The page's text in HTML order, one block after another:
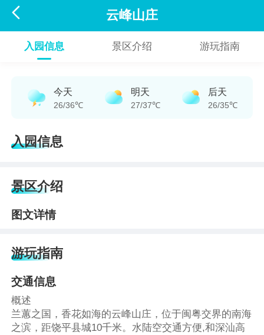
 云峰山庄
入园信息 景区介绍 游玩指南
今天
26/36℃
明天
27/37℃
后天
26/35℃
入园信息
景区介绍
图文详情
游玩指南
交通信息
概述
兰蕙之国，香花如海的云峰山庄，位于闽粤交界的南海
之滨，距饶平县城10千米。水陆空交通方便,和深汕高